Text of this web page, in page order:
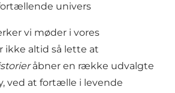
univers
vi møder i vores
ikke altid så lette at
åbner en række udvalgte
ved at fortælle i levende